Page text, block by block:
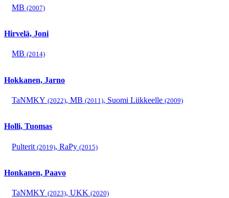
MB (2007)
Hirvelä, Joni
MB (2014)
Hokkanen, Jarno
TaNMKY (2022), MB (2011), Suomi Liikkeelle (2009)
Holli, Tuomas
Pulterit (2019), RaPy (2015)
Honkanen, Paavo
TaNMKY (2023), UKK (2020)